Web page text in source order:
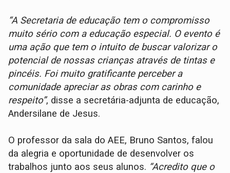
“A Secretaria de educação tem o compromisso
muito sério com a educação especial. O evento é
uma ação que tem o intuito de buscar valorizar o
potencial de nossas crianças através de tintas e
pincéis. Foi muito gratificante perceber a
comunidade apreciar as obras com carinho e
respeito”, disse a secretária-adjunta de educação,
Andersilane de Jesus.
O professor da sala do AEE, Bruno Santos, falou
da alegria e oportunidade de desenvolver os
trabalhos junto aos seus alunos. “Acredito que o